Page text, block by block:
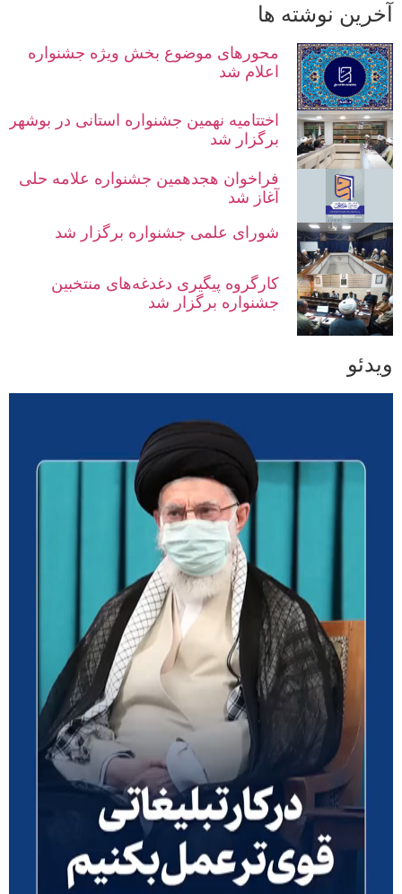
آخرین نوشته ها
محورهای موضوع بخش ویژه جشنواره
اعلام شد
اختتامیه نهمین جشنواره استانی در بوشهر
برگزار شد
فراخوان هجدهمین جشنواره علامه حلی
آغاز شد
شورای علمی جشنواره برگزار شد
کارگروه پیگیری دغدغه‌های منتخبین
جشنواره برگزار شد
ویدئو